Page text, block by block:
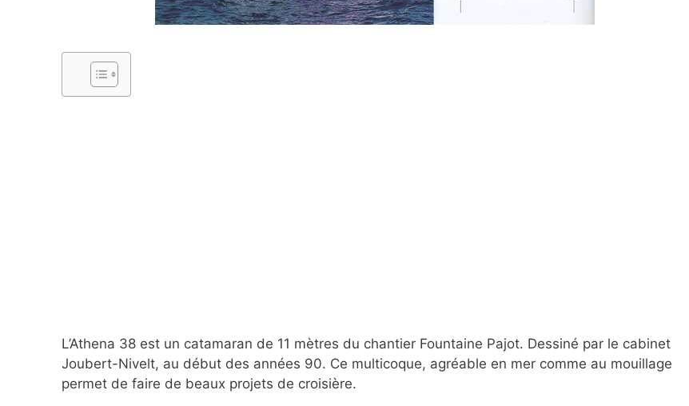
L’Athena 38 est un catamaran de 11 mètres du chantier Fountaine Pajot. Dessiné par le cabinet
Joubert-Nivelt, au début des années 90. Ce multicoque, agréable en mer comme au mouillage
permet de faire de beaux projets de croisière.